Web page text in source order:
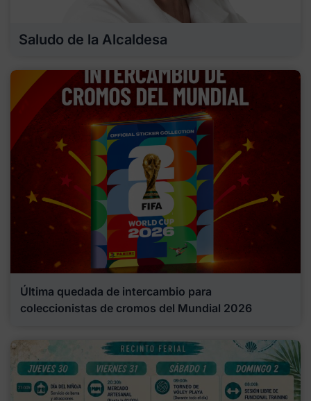
Saludo de la Alcaldesa
Última quedada de intercambio para
coleccionistas de cromos del Mundial 2026